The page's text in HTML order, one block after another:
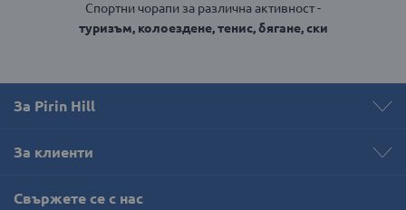
Спортни чорапи за различна активност -
туризъм, колоездене, тенис, бягане, ски
За Pirin Hill
За клиенти
Свържете се с нас